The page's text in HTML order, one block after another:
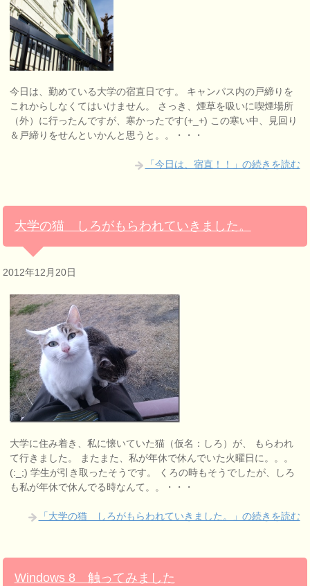
今日は、勤めている大学の宿直日です。 キャンパス内の戸締りを
これからしなくてはいけません。 さっき、煙草を吸いに喫煙場所
（外）に行ったんですが、寒かったです(+_+) この寒い中、見回り
＆戸締りをせんといかんと思うと。。・・・
「今日は、宿直！！」の続きを読む
大学の猫 しろがもらわれていきました。
2012年12月20日
大学に住み着き、私に懐いていた猫（仮名：しろ）が、 もらわれ
て行きました。 またまた、私が年休で休んでいた火曜日に。。。
(:_;) 学生が引き取ったそうです。 くろの時もそうでしたが、しろ
も私が年休で休んでる時なんて。。・・・
「大学の猫 しろがもらわれていきました。」の続きを読む
Windows 8 触ってみました